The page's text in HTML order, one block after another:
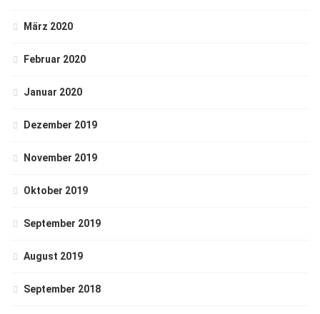
März 2020
Februar 2020
Januar 2020
Dezember 2019
November 2019
Oktober 2019
September 2019
August 2019
September 2018